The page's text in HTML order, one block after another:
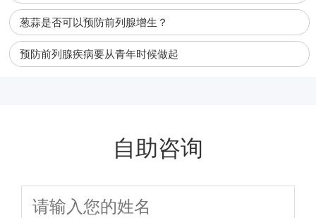
葱蒜是否可以预防前列腺增生？
预防前列腺疾病要从青年时候做起
自助咨询